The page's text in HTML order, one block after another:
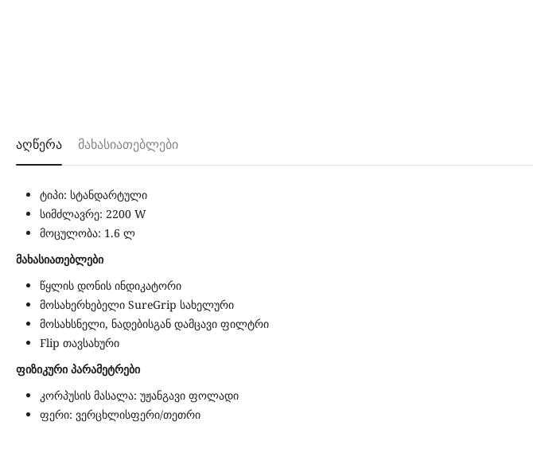
აღწერა მახასიათებლები
ტიპი: სტანდარტული
სიმძლავრე: 2200 W
მოცულობა: 1.6 ლ
მახასიათებლები
წყლის დონის ინდიკატორი
მოსახერხებელი SureGrip სახელური
მოსახსნელი, ნადებისგან დამცავი ფილტრი
Flip თავსახური
ფიზიკური პარამეტრები
კორპუსის მასალა: უჟანგავი ფოლადი
ფერი: ვერცხლისფერი/თეთრი